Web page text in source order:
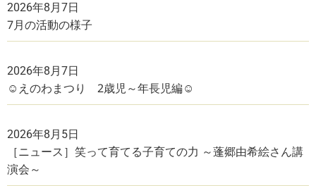
2026年8月7日
7月の活動の様子
2026年8月7日
☺えのわまつり 2歳児～年長児編☺
2026年8月5日
［ニュース］笑って育てる子育ての力 ～蓬郷由希絵さん講
演会～